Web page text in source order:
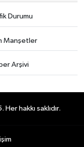
Durumu
Manşetler
Arşivi
hakkı saklıdır.